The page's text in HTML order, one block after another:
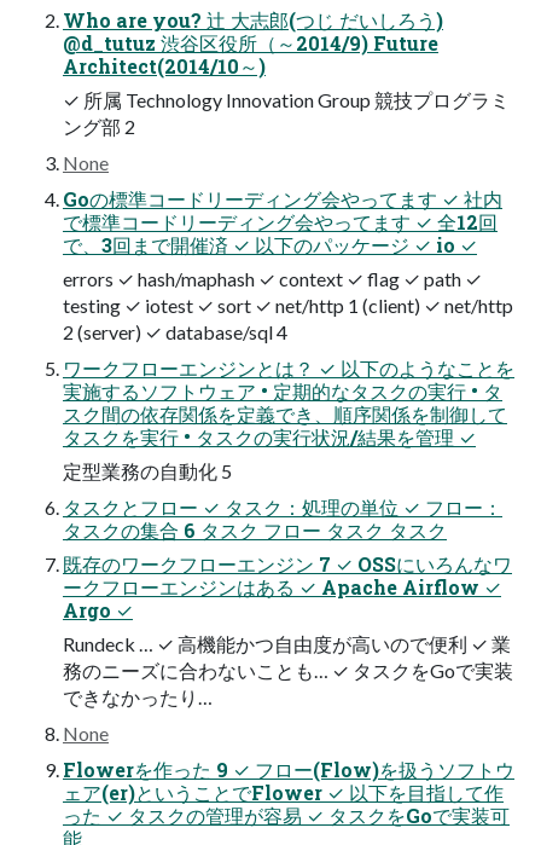
Who are you? 辻 大志郎(つじ だいしろう)
@d_tutuz 渋谷区役所（～2014/9) Future
Architect(2014/10～)
✓ 所属 Technology Innovation Group 競技プログラミ
ング部 2
None
Goの標準コードリーディング会やってます ✓ 社内
で標準コードリーディング会やってます ✓ 全12回
で、3回まで開催済 ✓ 以下のパッケージ ✓ io ✓
errors ✓ hash/maphash ✓ context ✓ flag ✓ path ✓
testing ✓ iotest ✓ sort ✓ net/http 1 (client) ✓ net/http
2 (server) ✓ database/sql 4
ワークフローエンジンとは？ ✓ 以下のようなことを
実施するソフトウェア • 定期的なタスクの実行 • タ
スク間の依存関係を定義でき、順序関係を制御して
タスクを実行 • タスクの実行状況/結果を管理 ✓
定型業務の自動化 5
タスクとフロー ✓ タスク：処理の単位 ✓ フロー：
タスクの集合 6 タスク フロー タスク タスク
既存のワークフローエンジン 7 ✓ OSSにいろんなワ
ークフローエンジンはある ✓ Apache Airflow ✓
Argo ✓
Rundeck … ✓ 高機能かつ自由度が高いので便利 ✓ 業
務のニーズに合わないことも… ✓ タスクをGoで実装
できなかったり…
None
Flowerを作った 9 ✓ フロー(Flow)を扱うソフトウ
ェア(er)ということでFlower ✓ 以下を目指して作
った ✓ タスクの管理が容易 ✓ タスクをGoで実装可
能